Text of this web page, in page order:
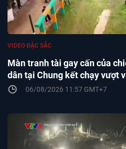
Màn tranh tài gay cấn của
dân tại Chung kết chạy vượt
VIDEO ĐẶC SẮC
06/08/2026 11:57 GMT+7